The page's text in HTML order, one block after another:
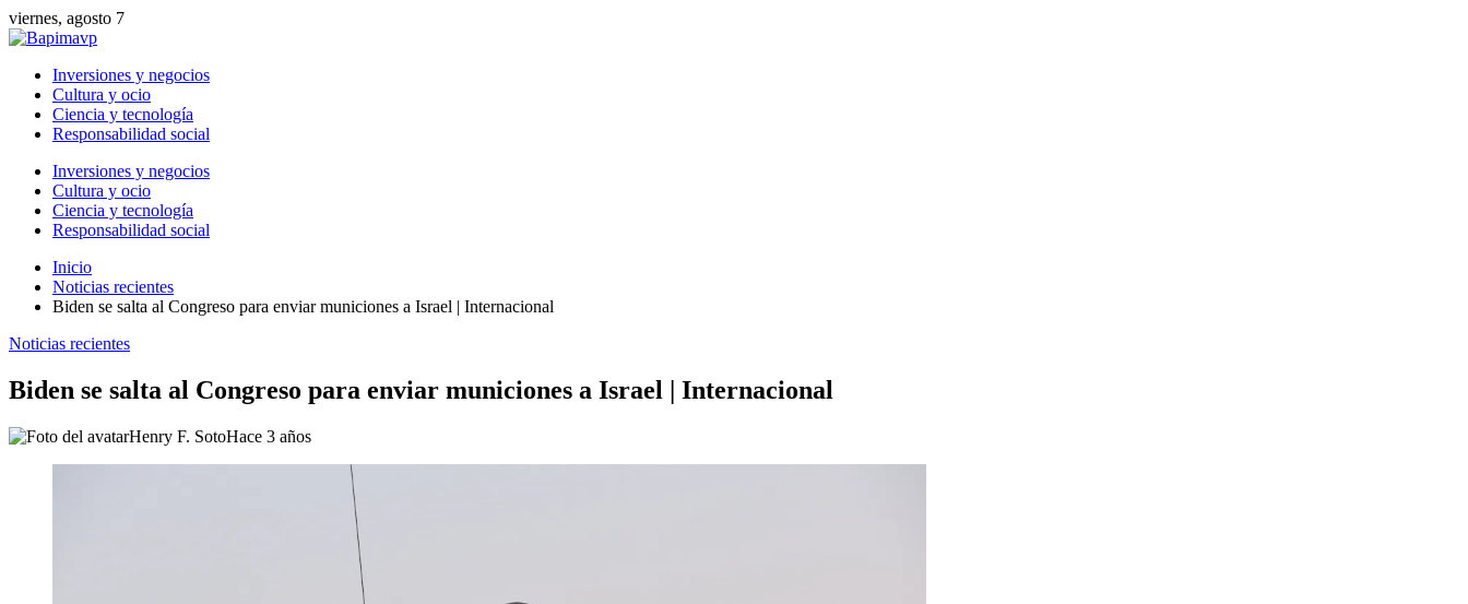
viernes, agosto 7
Inversiones y negocios
Cultura y ocio
Ciencia y tecnología
Responsabilidad social
Inversiones y negocios
Cultura y ocio
Ciencia y tecnología
Responsabilidad social
Inicio
Noticias recientes
Biden se salta al Congreso para enviar municiones a Israel | Internacional
Noticias recientes
Biden se salta al Congreso para enviar municiones a Israel | Internacional
Henry F. SotoHace 3 años